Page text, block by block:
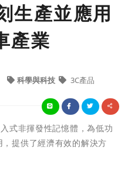
生產並應用
產業
科學與科技 3C產品
式非揮發性記憶體，為低功
提供了經濟有效的解決方